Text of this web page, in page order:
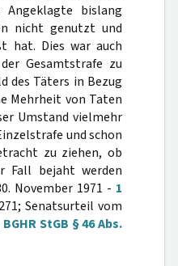
bislang
nicht genutzt und
hat. Dies war auch
Gesamtstrafe zu
des Täters in Bezug
Mehrheit von Taten
Umstand vielmehr
und schon
zu ziehen, ob
Fall bejaht werden
November 1971 - 1
Senatsurteil vom
BGHR StGB § 46 Abs.